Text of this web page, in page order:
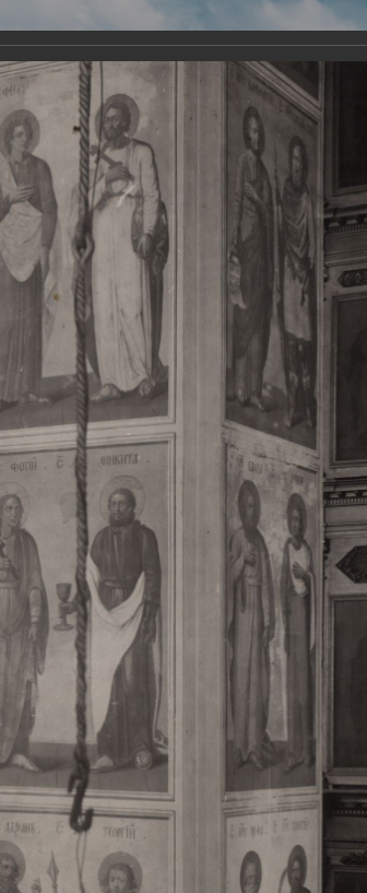
Наследники
Главная Галерея Храмы-мученики
Свято-
Свято-Троицкий собор Архангельска
23.12.2015
Сегодня мы можем говорить, что
пострадал от целенаправленных
выдающихся памятников
вызванная борьбой с религией,
разрушение православного центра
собора Архангельска.
Возникнув в начале XVIII века в
двухэтажный Троицкий собор, сразу
XVIII веке по масштабам ему не было
оставался самым высоким и
второе место, после гостиных дворов,